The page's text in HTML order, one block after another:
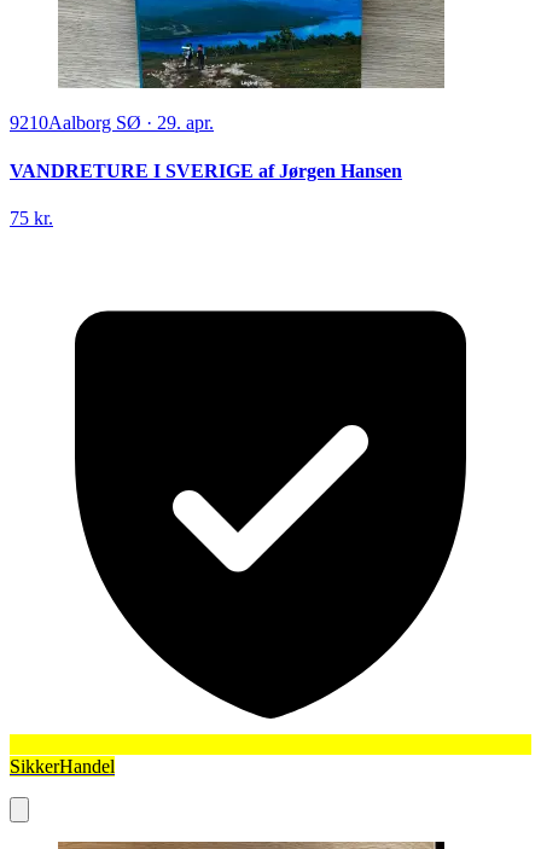
9210Aalborg SØ · 29. apr.
VANDRETURE I SVERIGE af Jørgen Hansen
75 kr.
SikkerHandel